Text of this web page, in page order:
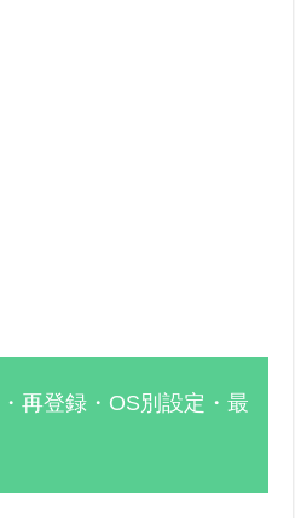
再登録・OS別設定・最